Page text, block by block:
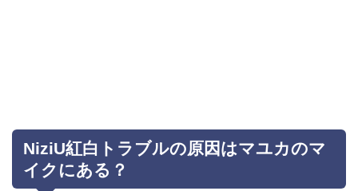
NiziU紅白トラブルの原因はマユカのマ
イクにある？